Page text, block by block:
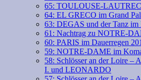
65: TOULOUSE-LAUTREC
64: EL GRECO im Grand
63: DEGAS und der Tanz im
61: Nachtrag zu NOTRE-
60: PARIS im Dauerregen
59: NOTRE-DAME im
58: Schlösser an der Loire –
I. und LEONARDO